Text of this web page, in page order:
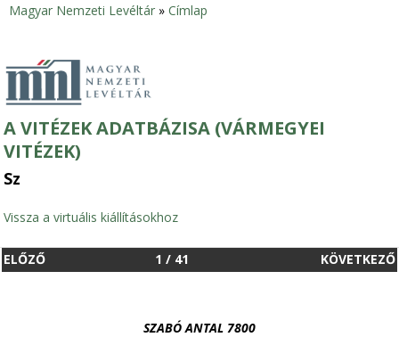
Jelenlegi
hely
Magyar Nemzeti Levéltár » Címlap
A VITÉZEK ADATBÁZISA (VÁRMEGYEI
VITÉZEK)
Sz
Vissza a virtuális kiállításokhoz
ELŐZŐ KÖVETKEZŐ
1 / 41
SZABÓ ANTAL 7800